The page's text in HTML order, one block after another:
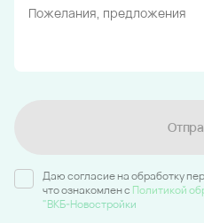
Даю согласие на обработку
что ознакомлен c Политикой
"ВКБ-Новостройки